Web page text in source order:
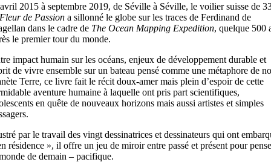
2015 à septembre 2019, de Séville à Séville, le voilier suisse de
Fleur de Passion a sillonné le globe sur les traces de Ferdinand de
dans le cadre de The Ocean Mapping Expedition, quelque 500
le premier tour du monde.
impact humain sur les océans, enjeux de développement durable et
de vivre ensemble sur un bateau pensé comme une métaphore de
Terre, ce livre fait le récit doux-amer mais plein d’espoir de cette
aventure humaine à laquelle ont pris part scientifiques,
en quête de nouveaux horizons mais aussi artistes et simples
par le travail des vingt dessinatrices et dessinateurs qui ont
résidence », il offre un jeu de miroir entre passé et présent pour
de demain – pacifique.